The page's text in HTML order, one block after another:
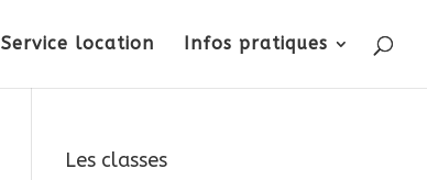
Service location Infos pratiques
Les classes